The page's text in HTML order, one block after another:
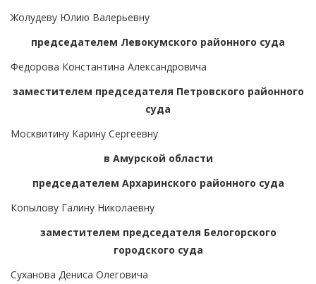
Жолудеву Юлию Валерьевну
председателем Левокумского районного суда
Федорова Константина Александровича
заместителем председателя Петровского районного
суда
Москвитину Карину Сергеевну
в Амурской области
председателем Архаринского районного суда
Копылову Галину Николаевну
заместителем председателя Белогорского
городского суда
Суханова Дениса Олеговича